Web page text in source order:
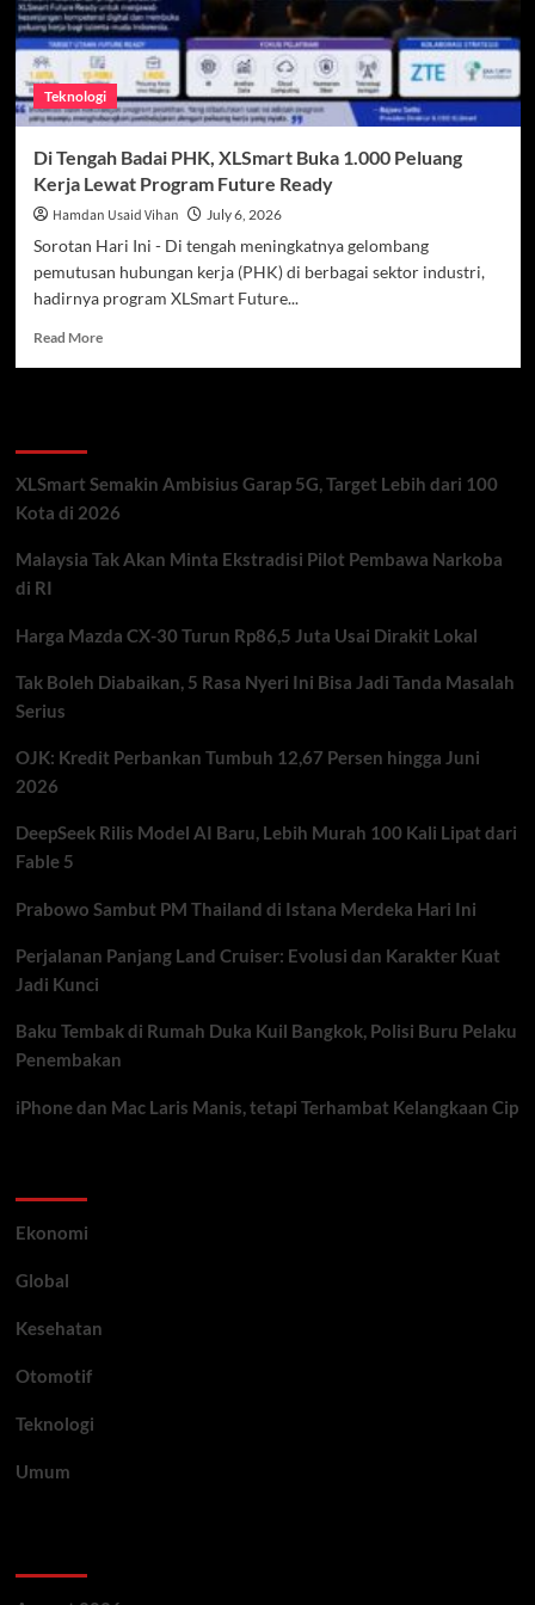
Teknologi
Di Tengah Badai PHK, XLSmart Buka 1.000 Peluang
Kerja Lewat Program Future Ready
Hamdan Usaid Vihan July 6, 2026
Sorotan Hari Ini - Di tengah meningkatnya gelombang
pemutusan hubungan kerja (PHK) di berbagai sektor industri,
hadirnya program XLSmart Future...
Read MoreRead
XLSmart
Buka
Peluang
Program
Ready
XLSmart Semakin Ambisius Garap 5G, Target Lebih dari 100
Kota di 2026
Malaysia Tak Akan Minta Ekstradisi Pilot Pembawa Narkoba
di RI
Harga Mazda CX-30 Turun Rp86,5 Juta Usai Dirakit Lokal
Tak Boleh Diabaikan, 5 Rasa Nyeri Ini Bisa Jadi Tanda Masalah
Serius
OJK: Kredit Perbankan Tumbuh 12,67 Persen hingga Juni
2026
DeepSeek Rilis Model AI Baru, Lebih Murah 100 Kali Lipat dari
Fable 5
Prabowo Sambut PM Thailand di Istana Merdeka Hari Ini
Perjalanan Panjang Land Cruiser: Evolusi dan Karakter Kuat
Jadi Kunci
Baku Tembak di Rumah Duka Kuil Bangkok, Polisi Buru Pelaku
Penembakan
iPhone dan Mac Laris Manis, tetapi Terhambat Kelangkaan Cip
Ekonomi
Global
Kesehatan
Otomotif
Teknologi
Umum